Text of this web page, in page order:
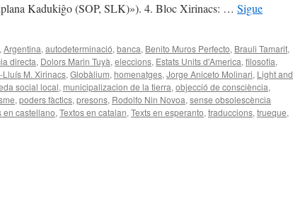
Kadukiĝo (SOP, SLK)»). 4. Bloc Xirinacs: … Sigue
, Argentina, autodeterminació, banca, Benito Muros Perfecto, Brauli Tamarit,
directa, Dolors Marin Tuyà, eleccions, Estats Units d'America, filosofia,
M. Xirinacs, Globàlium, homenatges, Jorge Aniceto Molinari, Light and
social local, municipalizacion de la tierra, objecció de consciència,
, poders fàctics, presons, Rodolfo Nin Novoa, sense obsolescència
en castellano, Textos en catalan, Texts en esperanto, traduccions, trueque,